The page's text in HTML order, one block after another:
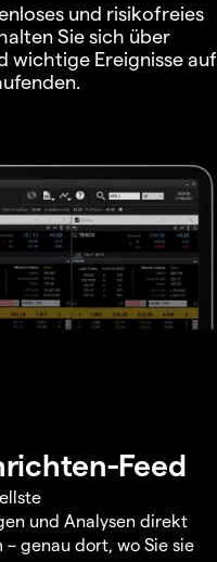
und risikofreies
Sie sich über
wichtige Ereignisse auf
Feed
und Analysen direkt
genau dort, wo Sie sie